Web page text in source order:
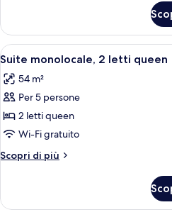
1
letto
king
Apri
tutte
le
foto
per
Suite
monolocale,
2
queen
12
Suite monolocale, 2 letti queen
54 m²
Per 5 persone
2 letti queen
Wi-Fi gratuito
Scopri di più
Altri
monolocale,